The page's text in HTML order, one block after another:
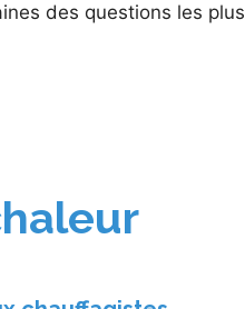
des questions les plus